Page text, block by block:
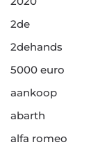
2de
2dehands
5000 euro
aankoop
abarth
alfa romeo